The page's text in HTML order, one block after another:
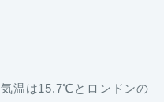
温は15.7℃とロンドンの